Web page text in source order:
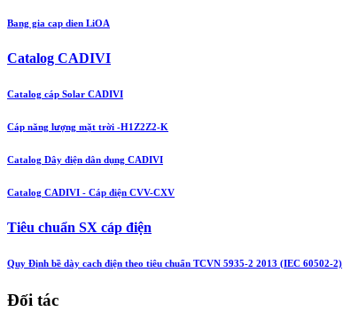
Bang gia cap dien LiOA
Catalog CADIVI
Catalog cáp Solar CADIVI
Cáp năng lượng mặt trời -H1Z2Z2-K
Catalog Dây điện dân dụng CADIVI
Catalog CADIVI - Cáp điện CVV-CXV
Tiêu chuẩn SX cáp điện
Quy Định bề dày cach điện theo tiêu chuẩn TCVN 5935-2 2013 (IEC 60502-2)
Đối tác